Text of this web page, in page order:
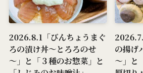
2026.8.1「びんちょうまぐ
ろの漬け丼～とろろのせ
～」と「３種のお惣菜」と
の揚げ
～」と